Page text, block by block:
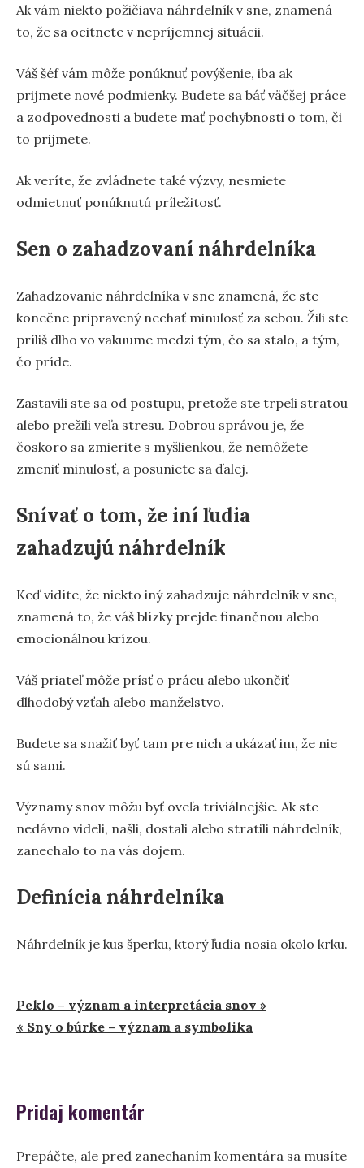
Ak vám niekto požičiava náhrdelník v sne, znamená
to, že sa ocitnete v nepríjemnej situácii.
Váš šéf vám môže ponúknuť povýšenie, iba ak
prijmete nové podmienky. Budete sa báť väčšej práce
a zodpovednosti a budete mať pochybnosti o tom, či
to prijmete.
Ak veríte, že zvládnete také výzvy, nesmiete
odmietnuť ponúknutú príležitosť.
Sen o zahadzovaní náhrdelníka
Zahadzovanie náhrdelníka v sne znamená, že ste
konečne pripravený nechať minulosť za sebou. Žili ste
príliš dlho vo vakuume medzi tým, čo sa stalo, a tým,
čo príde.
Zastavili ste sa od postupu, pretože ste trpeli stratou
alebo prežili veľa stresu. Dobrou správou je, že
čoskoro sa zmierite s myšlienkou, že nemôžete
zmeniť minulosť, a posuniete sa ďalej.
Snívať o tom, že iní ľudia
zahadzujú náhrdelník
Keď vidíte, že niekto iný zahadzuje náhrdelník v sne,
znamená to, že váš blízky prejde finančnou alebo
emocionálnou krízou.
Váš priateľ môže prísť o prácu alebo ukončiť
dlhodobý vzťah alebo manželstvo.
Budete sa snažiť byť tam pre nich a ukázať im, že nie
sú sami.
Významy snov môžu byť oveľa triviálnejšie. Ak ste
nedávno videli, našli, dostali alebo stratili náhrdelník,
zanechalo to na vás dojem.
Definícia náhrdelníka
Náhrdelník je kus šperku, ktorý ľudia nosia okolo krku.
Navigácia
v
Peklo – význam a interpretácia snov »
« Sny o búrke – význam a symbolika
Pridaj komentár
Prepáčte, ale pred zanechaním komentára sa musíte